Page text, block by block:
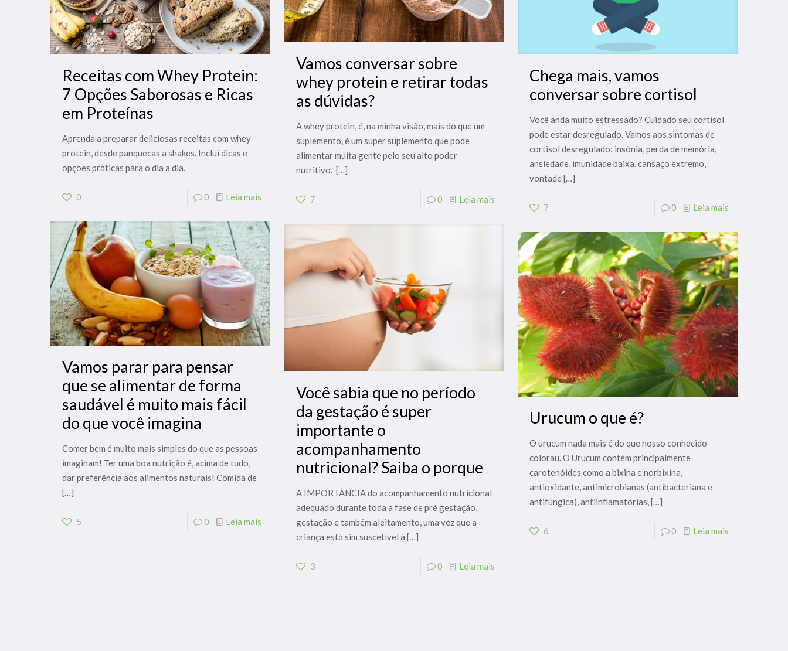
Receitas com Whey Protein:
7 Opções Saborosas e Ricas
em Proteínas
Aprenda a preparar deliciosas receitas com whey
protein, desde panquecas a shakes. Inclui dicas e
opções práticas para o dia a dia.
0 0 Leia mais
Vamos conversar sobre
whey protein e retirar todas
as dúvidas?
A whey protein, é, na minha visão, mais do que um
suplemento, é um super suplemento que pode
alimentar muita gente pelo seu alto poder
nutritivo. […]
7 0 Leia mais
Chega mais, vamos
conversar sobre cortisol
Você anda muito estressado? Cuidado seu cortisol
pode estar desregulado. Vamos aos sintomas de
cortisol desregulado: insônia, perda de memória,
ansiedade, imunidade baixa, cansaço extremo,
vontade[…]
7 0 Leia mais
Vamos parar para pensar
que se alimentar de forma
saudável é muito mais fácil
do que você imagina
Comer bem é muito mais simples do que as pessoas
imaginam! Ter uma boa nutrição é, acima de tudo,
dar preferência aos alimentos naturais! Comida de
[…]
5 0 Leia mais
Você sabia que no período
da gestação é super
importante o
acompanhamento
nutricional? Saiba o porque
A IMPORTÂNCIA do acompanhamento nutricional
adequado durante toda a fase de pré gestação,
gestação e também aleitamento, uma vez que a
criança está sim suscetível à […]
3 0 Leia mais
Urucum o que é?
O urucum nada mais é do que nosso conhecido
colorau. O Urucum contém principalmente
carotenóides como a bixina e norbixina,
antioxidante, antimicrobianas (antibacteriana e
antifúngica), antiinflamatórias,[…]
6 0 Leia mais